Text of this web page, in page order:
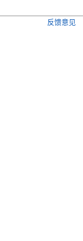
反馈意见